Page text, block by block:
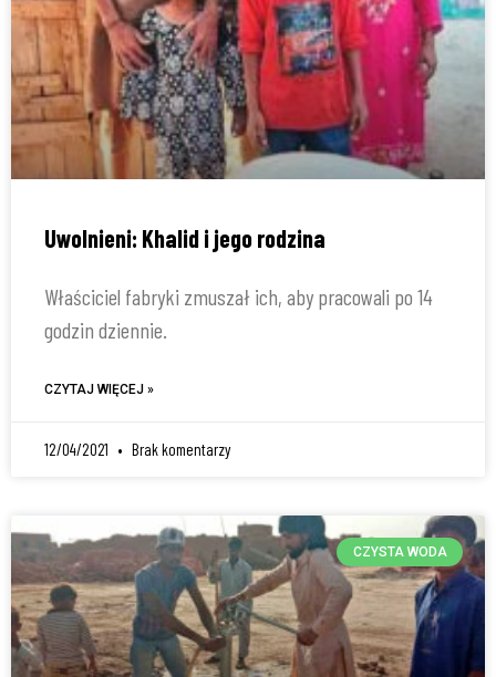
Uwolnieni: Khalid i jego rodzina
Właściciel fabryki zmuszał ich, aby pracowali po 14
godzin dziennie.
CZYTAJ WIĘCEJ »
12/04/2021 Brak komentarzy
CZYSTA WODA